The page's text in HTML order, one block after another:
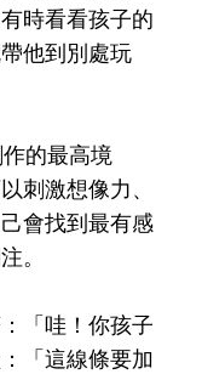
時看看孩子的
他到別處玩
的最高境
刺激想像力、
會找到最有感
。
「哇！你孩子
「這線條要加